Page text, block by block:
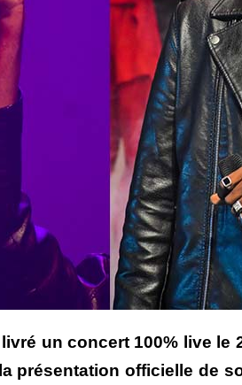
un concert 100% live
présentation officielle de